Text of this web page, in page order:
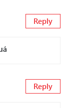
Reply
Reply